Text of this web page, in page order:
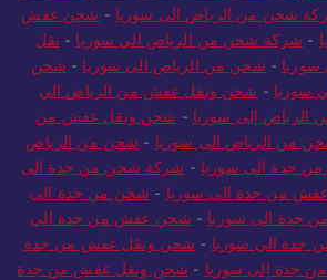
شحن من الرياض الى سوريا - شحن عفش
- شركة شحن من الرياض الي سوريا - نقل
- شحن من الرياض الى سوريا - شحن
سوريا - شحن ونقل عفش من الرياض الي
إلى سوريا - شحن ونقل عفش من
من الرياض الى سوريا - شحن من الرياض
جدة الى سوريا - شركة شحن من جدة الى
من جدة الى سوريا - شحن من جدة الى
جدة الى سوريا - شحن عفش من جدة الي
جدة الي سوريا - شحن ونقل عفش من جدة
جدة إلى سوريا - شحن ونقل عفش من جدة